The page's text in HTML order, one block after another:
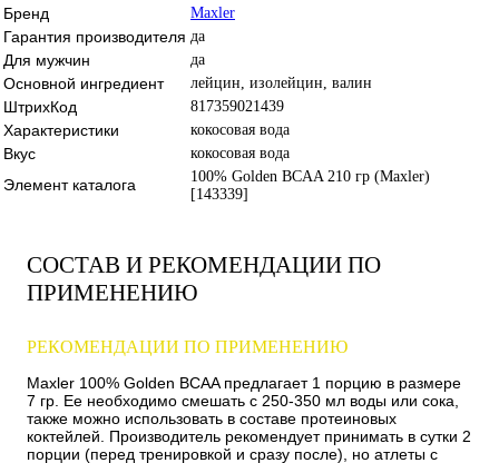
Бренд Maxler
Гарантия производителя да
Для мужчин да
Основной ингредиент лейцин, изолейцин, валин
ШтрихКод 817359021439
Характеристики кокосовая вода
Вкус кокосовая вода
Элемент каталога
100% Golden BCAA 210 гр (Maxler)
[143339]
СОСТАВ И РЕКОМЕНДАЦИИ ПО
ПРИМЕНЕНИЮ
РЕКОМЕНДАЦИИ ПО ПРИМЕНЕНИЮ
Maxler 100% Golden BCAA предлагает 1 порцию в размере
7 гр. Ее необходимо смешать с 250-350 мл воды или сока,
также можно использовать в составе протеиновых
коктейлей. Производитель рекомендует принимать в сутки 2
порции (перед тренировкой и сразу после), но атлеты с